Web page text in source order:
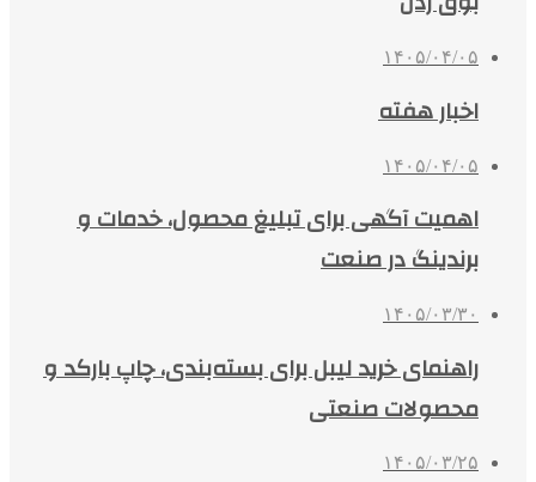
۱۴۰۵/۰۴/۰۵
اخبار هفته
۱۴۰۵/۰۴/۰۵
اهمیت آگهی برای تبلیغ محصول، خدمات و
برندینگ در صنعت
۱۴۰۵/۰۳/۳۰
راهنمای خرید لیبل برای بسته‌بندی، چاپ بارکد و
محصولات صنعتی
۱۴۰۵/۰۳/۲۵